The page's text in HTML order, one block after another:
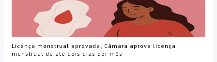
Licença menstrual aprovada; Câmara aprova licença
menstrual de até dois dias por mês